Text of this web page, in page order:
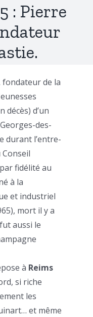
: Pierre
de la
décès) d’un
des-
durant l’entre-
fidélité au
à la
et industriel
mort il y a
aussi le
à Reims
si riche
les
et même